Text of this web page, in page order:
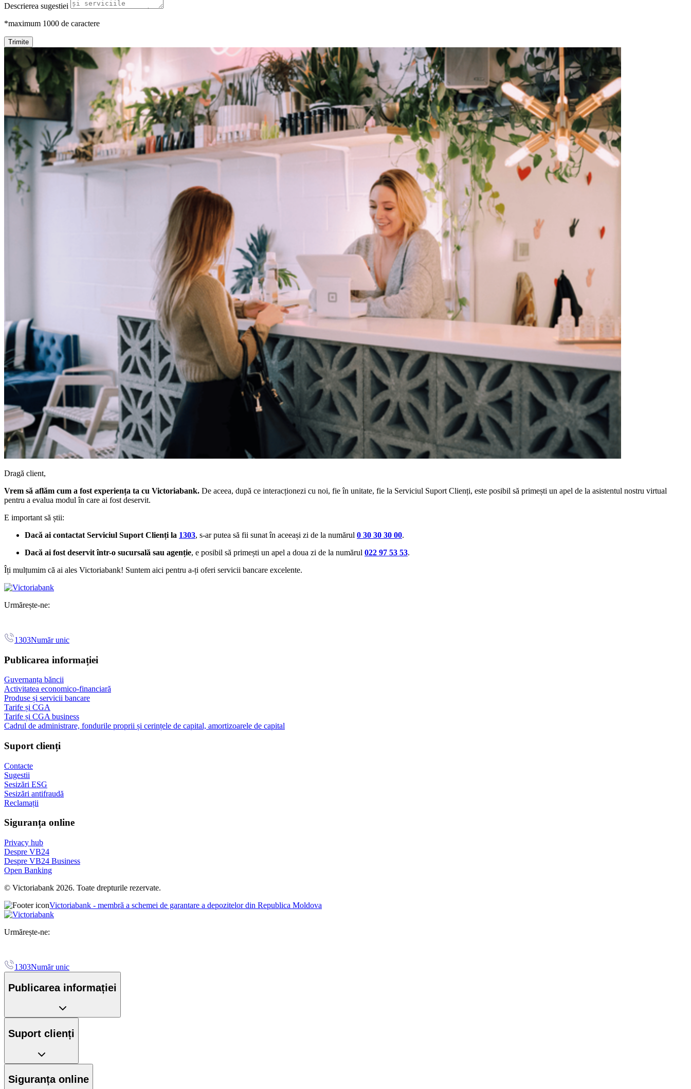
Descrierea sugestiei
*maximum 1000 de caractere
Trimite
Dragă client,
Vrem să aflăm cum a fost experiența ta cu Victoriabank. De aceea, după ce interacționezi cu noi, fie în unitate, fie la Serviciul Suport Clienți, este posibil să primești un apel de la asistentul nostru virtual
pentru a evalua modul în care ai fost deservit.
E important să știi:
Dacă ai contactat Serviciul Suport Clienți la 1303, s-ar putea să fii sunat în aceeași zi de la numărul 0 30 30 30 00.
Dacă ai fost deservit într-o sucursală sau agenție, e posibil să primești un apel a doua zi de la numărul 022 97 53 53.
Îți mulțumim că ai ales Victoriabank! Suntem aici pentru a-ți oferi servicii bancare excelente.
Urmărește-ne:
1303Număr unic
Publicarea informației
Guvernanța băncii
Activitatea economico-financiară
Produse și servicii bancare
Tarife și CGA
Tarife și CGA business
Cadrul de administrare, fondurile proprii și cerințele de capital, amortizoarele de capital
Suport clienți
Contacte
Sugestii
Sesizări ESG
Sesizări antifraudă
Reclamații
Siguranța online
Privacy hub
Despre VB24
Despre VB24 Business
Open Banking
© Victoriabank 2026. Toate drepturile rezervate.
Victoriabank - membră a schemei de garantare a depozitelor din Republica Moldova
Urmărește-ne:
1303Număr unic
Publicarea informației
Suport clienți
Siguranța online